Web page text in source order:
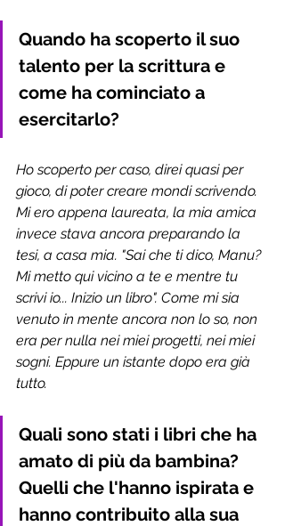
Quando ha scoperto il suo
talento per la scrittura e
come ha cominciato a
esercitarlo?
Ho scoperto per caso, direi quasi per
gioco, di poter creare mondi scrivendo.
Mi ero appena laureata, la mia amica
invece stava ancora preparando la
tesi, a casa mia. "Sai che ti dico, Manu?
Mi metto qui vicino a te e mentre tu
scrivi io... Inizio un libro". Come mi sia
venuto in mente ancora non lo so, non
era per nulla nei miei progetti, nei miei
sogni. Eppure un istante dopo era già
tutto.
Quali sono stati i libri che ha
amato di più da bambina?
Quelli che l'hanno ispirata e
hanno contribuito alla sua